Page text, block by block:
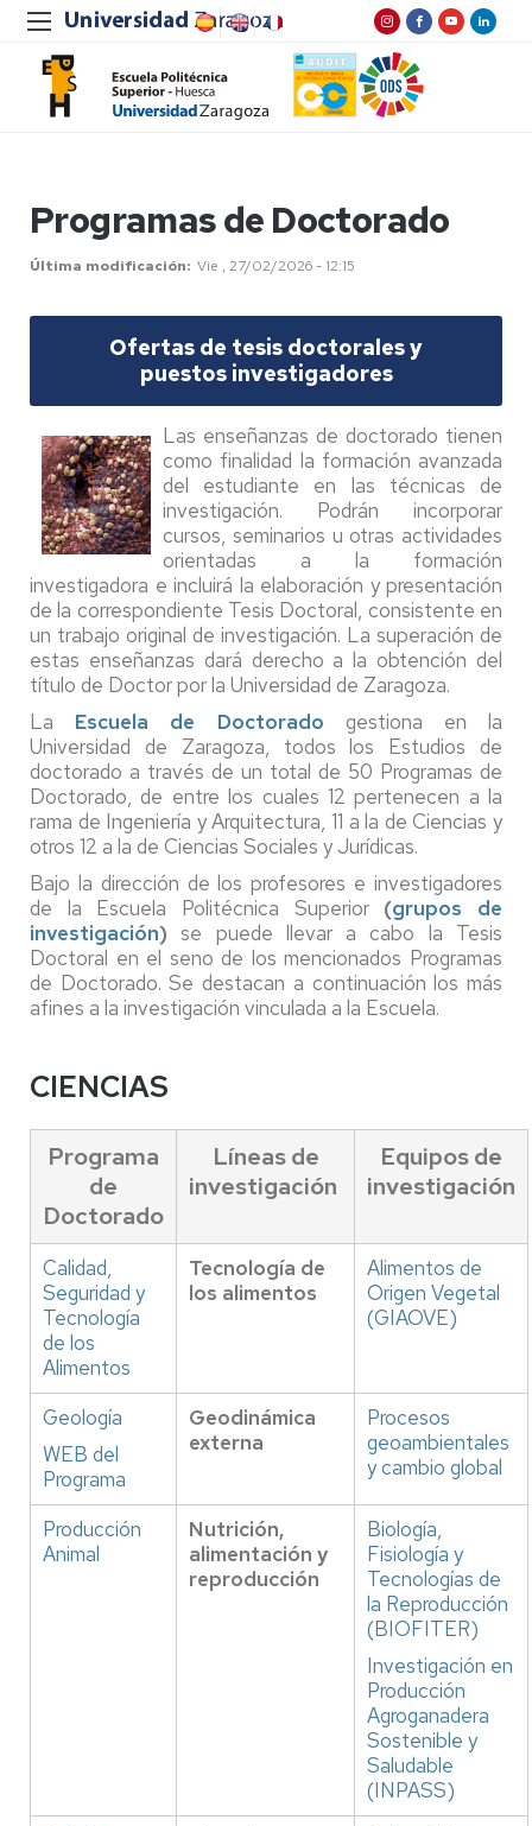
Programas de Doctorado
Última modificación Vie , 27/02/2026 - 12:15
Ofertas de tesis doctorales y
puestos investigadores
Las enseñanzas de doctorado tienen
como finalidad la formación avanzada
del estudiante en las técnicas de
investigación. Podrán incorporar
cursos, seminarios u otras actividades
orientadas a la formación
investigadora e incluirá la elaboración y presentación
de la correspondiente Tesis Doctoral, consistente en
un trabajo original de investigación. La superación de
estas enseñanzas dará derecho a la obtención del
título de Doctor por la Universidad de Zaragoza.
La
Escuela de Doctorado gestiona en la
Universidad de Zaragoza, todos los Estudios de
doctorado a través de un total de 50 Programas de
Doctorado, de entre los cuales 12 pertenecen a la
rama de Ingeniería y Arquitectura, 11 a la de Ciencias y
otros 12 a la de Ciencias Sociales y Jurídicas.
Bajo la dirección de los profesores e investigadores
de la Escuela Politécnica Superior (grupos de
investigación) se puede llevar a cabo la Tesis
Doctoral en el seno de los mencionados Programas
de Doctorado. Se destacan a continuación los más
afines a la investigación vinculada a la Escuela.
CIENCIAS
Programa
de
Doctorado
Líneas de
investigación
Equipos de
investigación
Calidad,
Seguridad y
Tecnología
de los
Alimentos
Tecnología de
los alimentos
Alimentos de
Origen Vegetal
(GIAOVE)
Geología
WEB del
Programa
Geodinámica
externa
Procesos
geoambientales
y cambio global
Producción
Animal
Nutrición,
alimentación y
reproducción
Biología,
Fisiología y
Tecnologías de
la Reproducción
(BIOFITER)
Investigación en
Producción
Agroganadera
Sostenible y
Saludable
(INPASS)